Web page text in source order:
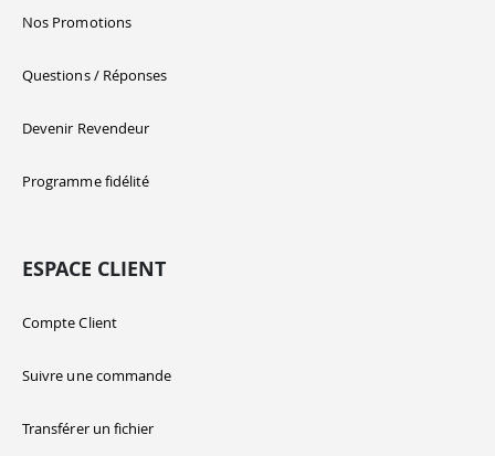
Nos Promotions
Questions / Réponses
Devenir Revendeur
Programme fidélité
ESPACE CLIENT
Compte Client
Suivre une commande
Transférer un fichier